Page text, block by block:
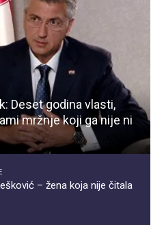
Deset godina vlasti,
mržnje koji ga nije ni
– žena koja nije čitala